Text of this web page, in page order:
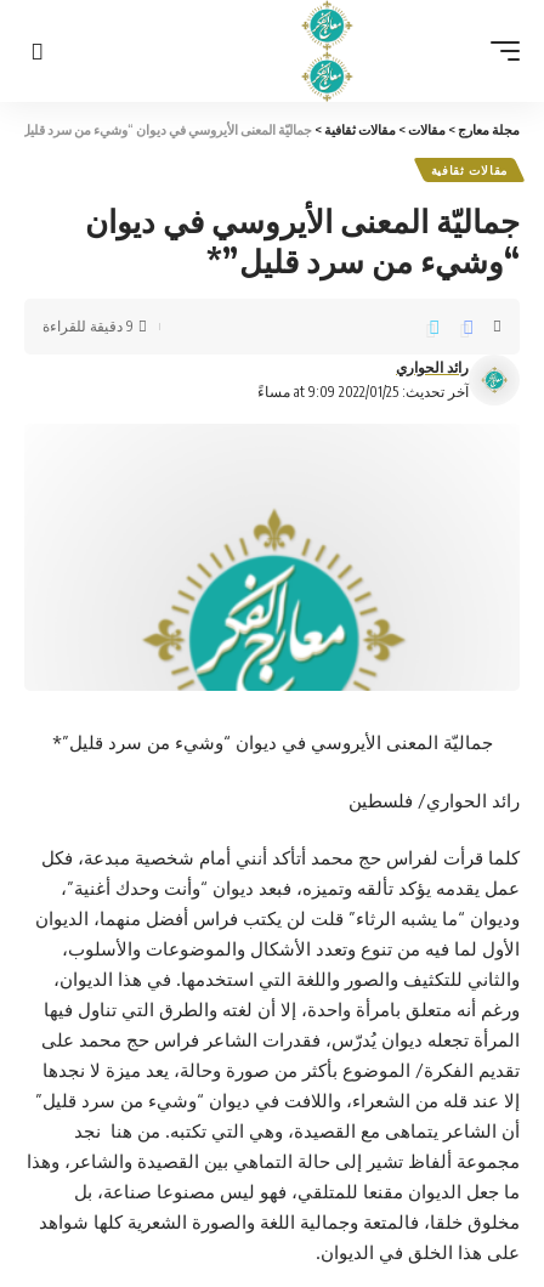
مجلة معارج> مقالات> مقالات ثقافية> جماليّة المعنى الأيروسي في ديوان “وشيء من سرد قليل”*
مقالات ثقافية
جماليّة المعنى الأيروسي في ديوان
“وشيء من سرد قليل”*
آخر تحديث: 2022/01/25 at 9:09 مساءً
رائد الحواري
9 دقيقة للقراءة
جماليّة المعنى الأيروسي في ديوان “وشيء من سرد قليل”*
رائد الحواري/ فلسطين
كلما قرأت لفراس حج محمد أتأكد أنني أمام شخصية مبدعة، فكل
عمل يقدمه يؤكد تألقه وتميزه، فبعد ديوان “وأنت وحدك أغنية”،
وديوان “ما يشبه الرثاء” قلت لن يكتب فراس أفضل منهما، الديوان
الأول لما فيه من تنوع وتعدد الأشكال والموضوعات والأسلوب،
والثاني للتكثيف والصور واللغة التي استخدمها. في هذا الديوان،
ورغم أنه متعلق بامرأة واحدة، إلا أن لغته والطرق التي تناول فيها
المرأة تجعله ديوان يُدرّس، فقدرات الشاعر فراس حج محمد على
تقديم الفكرة/ الموضوع بأكثر من صورة وحالة، يعد ميزة لا نجدها
إلا عند قله من الشعراء، واللافت في ديوان “وشيء من سرد قليل”
أن الشاعر يتماهى مع القصيدة، وهي التي تكتبه. من هنا نجد
مجموعة ألفاظ تشير إلى حالة التماهي بين القصيدة والشاعر، وهذا
ما جعل الديوان مقنعا للمتلقي، فهو ليس مصنوعا صناعة، بل
مخلوق خلقا، فالمتعة وجمالية اللغة والصورة الشعرية كلها شواهد
على هذا الخلق في الديوان.